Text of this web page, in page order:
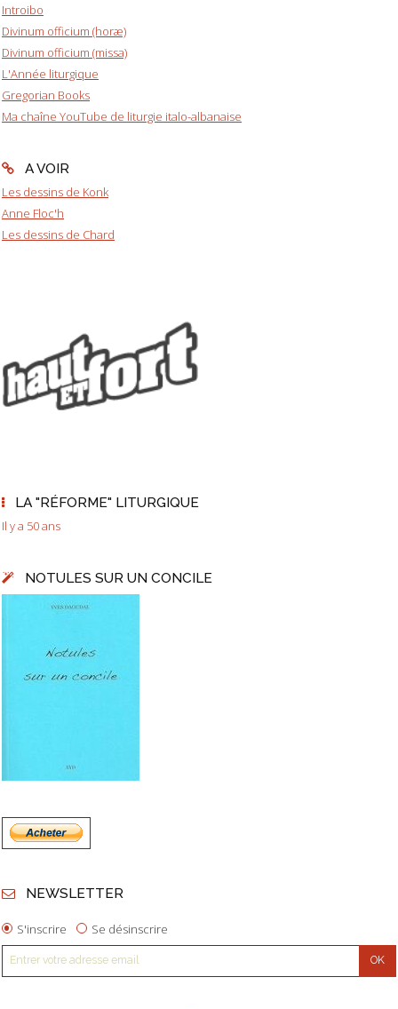
Introibo
Divinum officium (horæ)
Divinum officium (missa)
L'Année liturgique
Gregorian Books
Ma chaîne YouTube de liturgie italo-albanaise
A VOIR
Les dessins de Konk
Anne Floc'h
Les dessins de Chard
LA "RÉFORME" LITURGIQUE
Il y a 50 ans
NOTULES SUR UN CONCILE
NEWSLETTER
S'inscrire Se désinscrire